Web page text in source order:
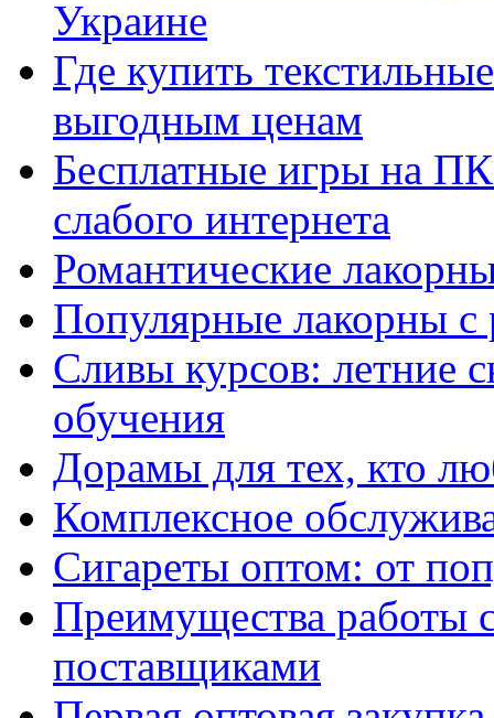
Украине
Где купить
выгодным ценам
Бесплатные игры на
слабого интернета
Романтические
Популярные лакорны с
Сливы курсов: летние
обучения
Дорамы для тех, кто
Комплексное
Сигареты оптом: от
Преимущества работы
поставщиками